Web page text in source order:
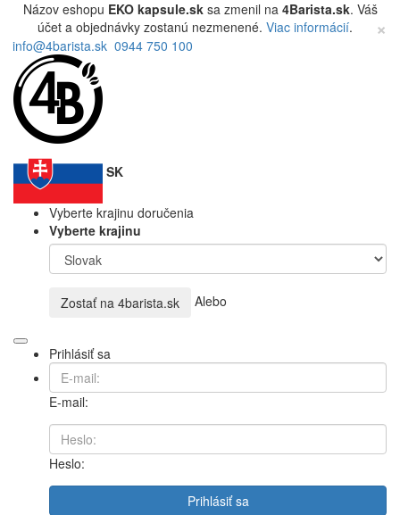
Názov eshopu EKO kapsule.sksa zmenil na 4Barista.sk. Váš
účet a objednávky zostanú nezmenené. Viac informácií. ×
info@4barista.sk 0944 750 100
SK
Vyberte krajinu doručenia
Vyberte krajinu
Zostať na 4barista.sk Alebo
Prihlásiť sa
E-mail:
Heslo:
Prihlásiť sa